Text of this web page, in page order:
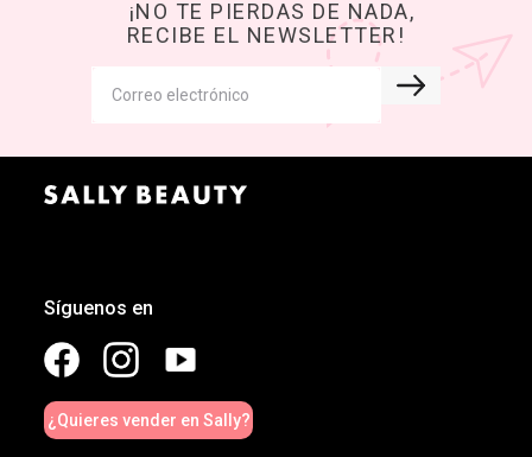
¡NO TE PIERDAS DE NADA,
RECIBE EL NEWSLETTER!
Síguenos en
¿Quieres vender en Sally?